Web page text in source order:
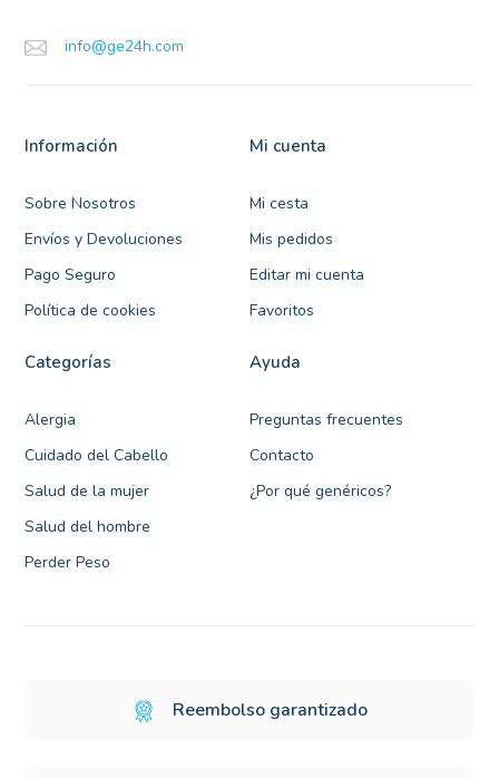
info@ge24h.com
Información
Sobre Nosotros
Envíos y Devoluciones
Pago Seguro
Política de cookies
Mi cuenta
Mi cesta
Mis pedidos
Editar mi cuenta
Favoritos
Categorías
Alergia
Cuidado del Cabello
Salud de la mujer
Salud del hombre
Perder Peso
Ayuda
Preguntas frecuentes
Contacto
¿Por qué genéricos?
Reembolso garantizado